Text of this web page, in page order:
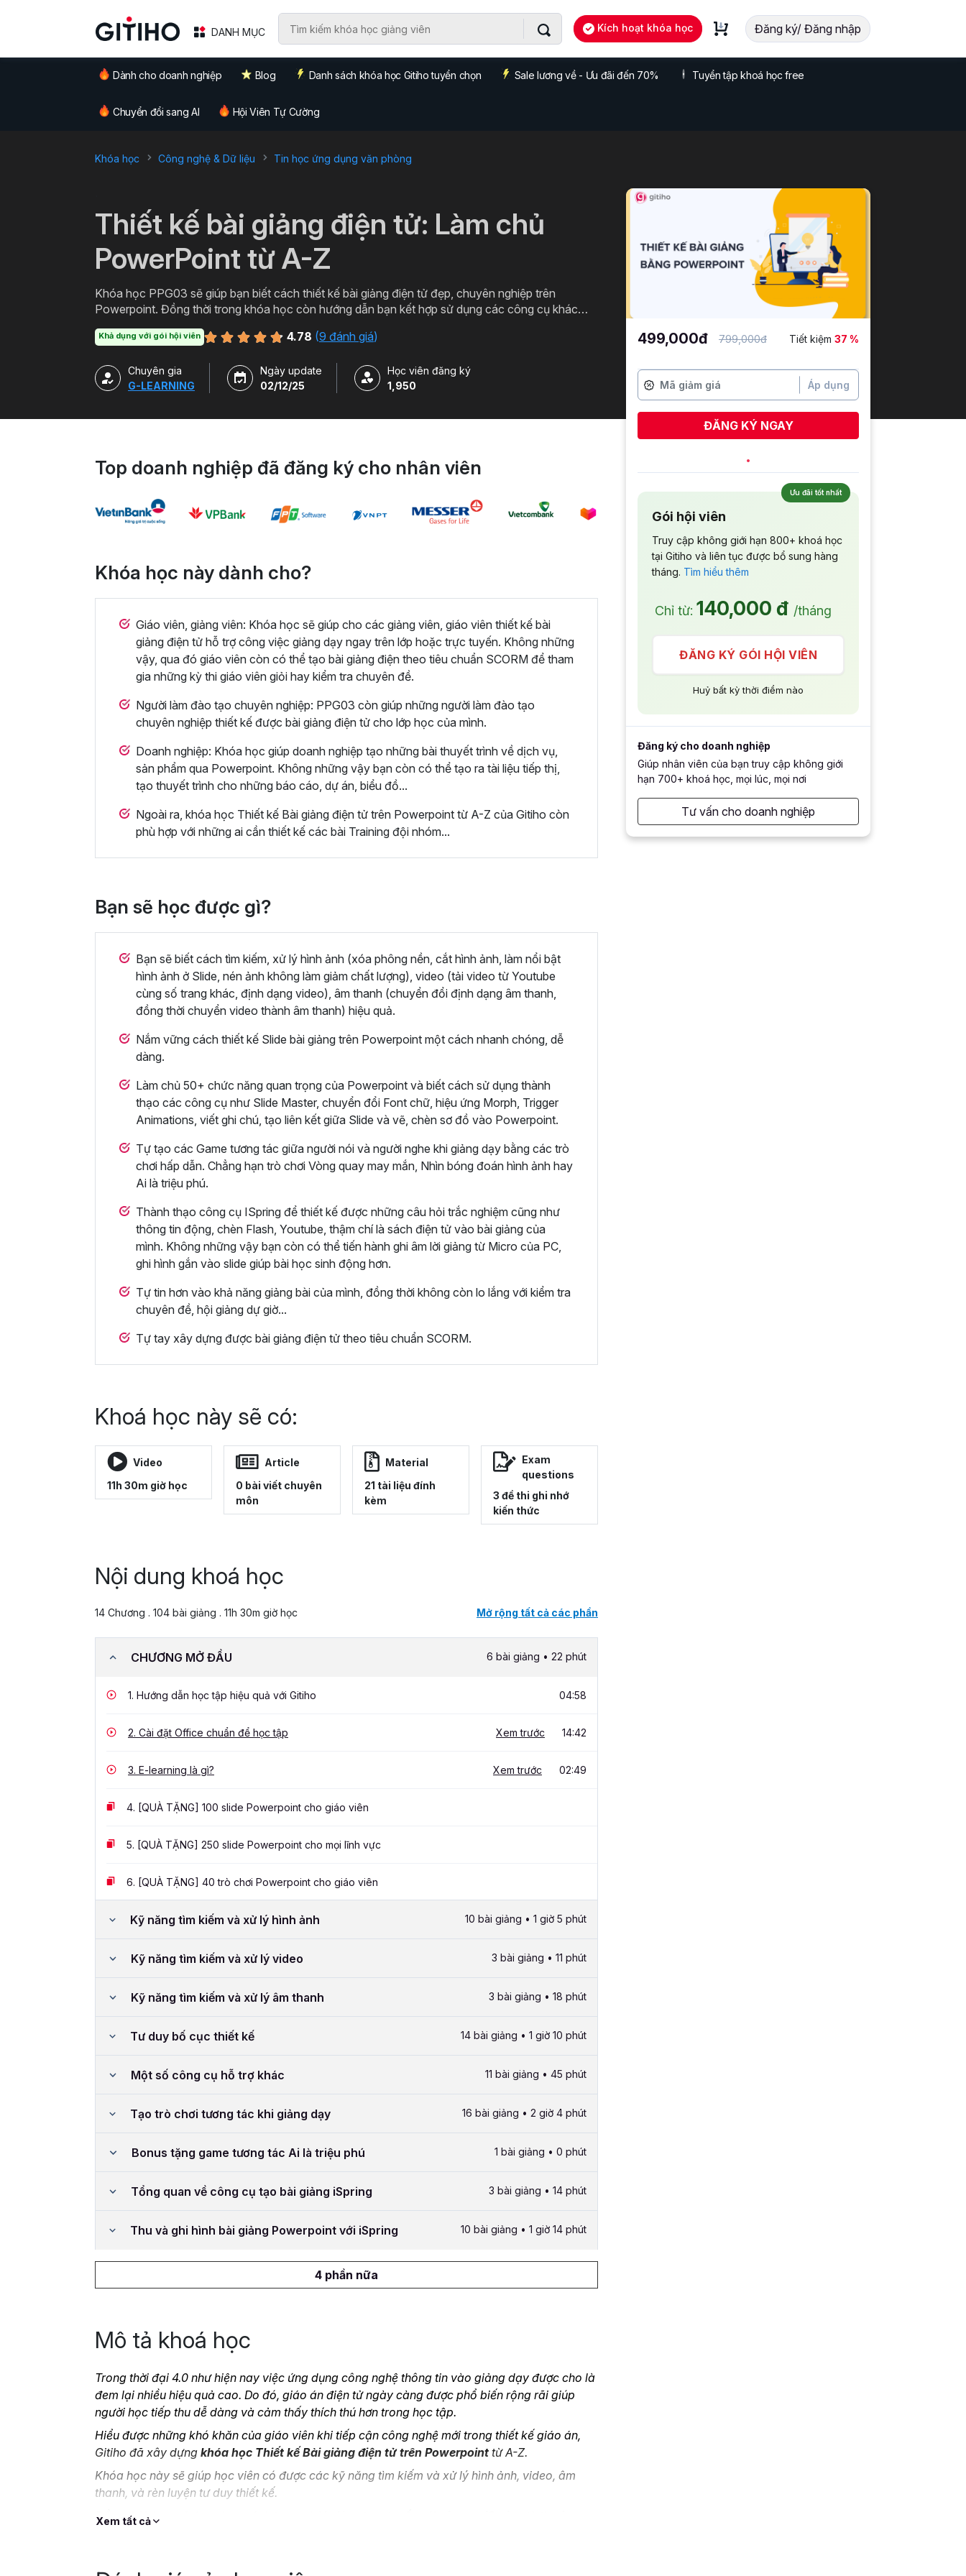
DANH MỤC Kích hoạt khóa học Đăng ký/ Đăng nhập
Dành cho doanh nghiệp Blog Danh sách khóa học Gitiho tuyển chọn Sale lương về - Ưu đãi đến 70% Tuyển tập khoá học free
Chuyển đổi sang AI Hội Viên Tự Cường
Khóa học Công nghệ & Dữ liệu Tin học ứng dụng văn phòng
Thiết kế bài giảng điện tử: Làm chủ
PowerPoint từ A-Z
Khóa học PPG03 sẽ giúp bạn biết cách thiết kế bài giảng điện tử đẹp, chuyên nghiệp trên
Powerpoint. Đồng thời trong khóa học còn hướng dẫn bạn kết hợp sử dụng các công cụ khác
Khả dụng với gói hội viên 4.78 (9 đánh giá)
Chuyên gia
G-LEARNING
Ngày update
02/12/25
Học viên đăng ký
1,950
Top doanh nghiệp đã đăng ký cho nhân viên
Khóa học này dành cho?
Giáo viên, giảng viên: Khóa học sẽ giúp cho các giảng viên, giáo viên thiết kế bài
giảng điện tử hỗ trợ công việc giảng dạy ngay trên lớp hoặc trực tuyến. Không những
vậy, qua đó giáo viên còn có thể tạo bài giảng điện theo tiêu chuẩn SCORM để tham
gia những kỳ thi giáo viên giỏi hay kiểm tra chuyên đề.
Người làm đào tạo chuyên nghiệp: PPG03 còn giúp những người làm đào tạo
chuyên nghiệp thiết kế được bài giảng điện tử cho lớp học của mình.
Doanh nghiệp: Khóa học giúp doanh nghiệp tạo những bài thuyết trình về dịch vụ,
sản phẩm qua Powerpoint. Không những vậy bạn còn có thể tạo ra tài liệu tiếp thị,
tạo thuyết trình cho những báo cáo, dự án, biểu đồ...
Ngoài ra, khóa học Thiết kế Bài giảng điện tử trên Powerpoint từ A-Z của Gitiho còn
phù hợp với những ai cần thiết kế các bài Training đội nhóm...
Bạn sẽ học được gì?
Bạn sẽ biết cách tìm kiếm, xử lý hình ảnh (xóa phông nền, cắt hình ảnh, làm nổi bật
hình ảnh ở Slide, nén ảnh không làm giảm chất lượng), video (tải video từ Youtube
cùng số trang khác, định dạng video), âm thanh (chuyển đổi định dạng âm thanh,
đồng thời chuyển video thành âm thanh) hiệu quả.
Nắm vững cách thiết kế Slide bài giảng trên Powerpoint một cách nhanh chóng, dễ
dàng.
Làm chủ 50+ chức năng quan trọng của Powerpoint và biết cách sử dụng thành
thạo các công cụ như Slide Master, chuyển đổi Font chữ, hiệu ứng Morph, Trigger
Animations, viết ghi chú, tạo liên kết giữa Slide và vẽ, chèn sơ đồ vào Powerpoint.
Tự tạo các Game tương tác giữa người nói và người nghe khi giảng dạy bằng các trò
chơi hấp dẫn. Chẳng hạn trò chơi Vòng quay may mắn, Nhìn bóng đoán hình ảnh hay
Ai là triệu phú.
Thành thạo công cụ ISpring để thiết kế được những câu hỏi trắc nghiệm cũng như
thông tin động, chèn Flash, Youtube, thậm chí là sách điện tử vào bài giảng của
mình. Không những vậy bạn còn có thể tiến hành ghi âm lời giảng từ Micro của PC,
ghi hình gắn vào slide giúp bài học sinh động hơn.
Tự tin hơn vào khả năng giảng bài của mình, đồng thời không còn lo lắng với kiểm tra
chuyên đề, hội giảng dự giờ...
Tự tay xây dựng được bài giảng điện tử theo tiêu chuẩn SCORM.
Khoá học này sẽ có:
Video
11h 30m giờ học
Article
0 bài viết chuyên
môn
Material
21 tài liệu đính
kèm
Exam
questions
3 đề thi ghi nhớ
kiến thức
Nội dung khoá học
14 Chương . 104 bài giảng . 11h 30m giờ học Mở rộng tất cả các phần
CHƯƠNG MỞ ĐẦU 6 bài giảng • 22 phút
1. Hướng dẫn học tập hiệu quả với Gitiho 04:58
2. Cài đặt Office chuẩn để học tập Xem trước 14:42
3. E-learning là gì? Xem trước 02:49
4. [QUÀ TẶNG] 100 slide Powerpoint cho giáo viên
5. [QUÀ TẶNG] 250 slide Powerpoint cho mọi lĩnh vực
6. [QUÀ TẶNG] 40 trò chơi Powerpoint cho giáo viên
Kỹ năng tìm kiếm và xử lý hình ảnh 10 bài giảng • 1 giờ 5 phút
Kỹ năng tìm kiếm và xử lý video 3 bài giảng • 11 phút
Kỹ năng tìm kiếm và xử lý âm thanh 3 bài giảng • 18 phút
Tư duy bố cục thiết kế 14 bài giảng • 1 giờ 10 phút
Một số công cụ hỗ trợ khác 11 bài giảng • 45 phút
Tạo trò chơi tương tác khi giảng dạy 16 bài giảng • 2 giờ 4 phút
Bonus tặng game tương tác Ai là triệu phú 1 bài giảng • 0 phút
Tổng quan về công cụ tạo bài giảng iSpring 3 bài giảng • 14 phút
Thu và ghi hình bài giảng Powerpoint với iSpring 10 bài giảng • 1 giờ 14 phút
4 phần nữa
Mô tả khoá học
Trong thời đại 4.0 như hiện nay việc ứng dụng công nghệ thông tin vào giảng dạy được cho là
đem lại nhiều hiệu quả cao. Do đó, giáo án điện tử ngày càng được phổ biến rộng rãi giúp
người học tiếp thu dễ dàng và cảm thấy thích thú hơn trong học tập.
Hiểu được những khó khăn của giáo viên khi tiếp cận công nghệ mới trong thiết kế giáo án,
Gitiho đã xây dựng khóa học Thiết kế Bài giảng điện tử trên Powerpoint từ A-Z.
Khóa học này sẽ giúp học viên có được các kỹ năng tìm kiếm và xử lý hình ảnh, video, âm
thanh, và rèn luyện tư duy thiết kế.
Đồng thời, bạn sẽ được học cách tạo ra bài giảng trực tuyến với công cụ
Xem tất cả
499,000đ 799,000đ Tiết kiệm 37 %
Áp dụng
ĐĂNG KÝ NGAY
Bùi Thị Ngọc Điệp
Ưu đãi tốt nhất
Gói hội viên
Truy cập không giới hạn 800+ khoá học
tại Gitiho và liên tục được bổ sung hàng
tháng. Tìm hiểu thêm
Chỉ từ: 140,000 đ /tháng
ĐĂNG KÝ GÓI HỘI VIÊN
Huỷ bất kỳ thời điểm nào
Đăng ký cho doanh nghiệp
Giúp nhân viên của bạn truy cập không giới
hạn 700+ khoá học, mọi lúc, mọi nơi
Tư vấn cho doanh nghiệp